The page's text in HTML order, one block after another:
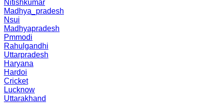
Nitishkumar
Madhya_pradesh
Nsui
Madhyapradesh
Pmmodi
Rahulgandhi
Uttarpradesh
Haryana
Hardoi
Cricket
Lucknow
Uttarakhand